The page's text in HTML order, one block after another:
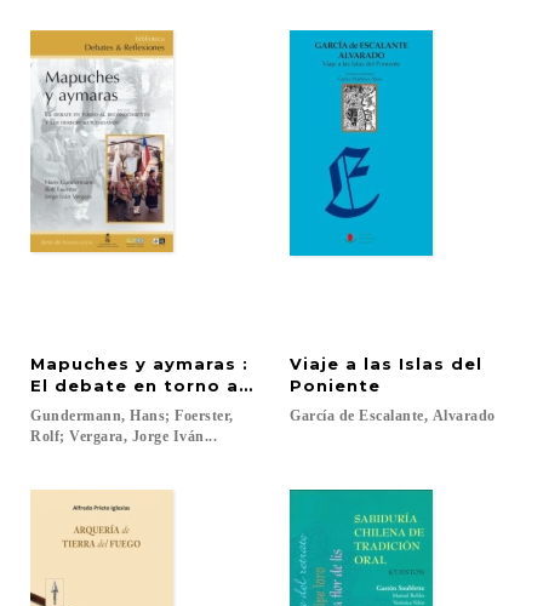
Mapuches y aymaras :
El debate en torno al reconocimiento y los
Gundermann, Hans; Foerster,
Rolf; Vergara, Jorge Iván...
Viaje a las Islas del
Poniente
García de Escalante, Alvarado